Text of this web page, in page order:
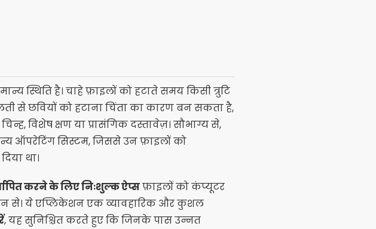
स्थिति है। चाहे फ़ाइलों को हटाते समय किसी त्रुटि
से छवियों को हटाना चिंता का कारण बन सकता है,
विशेष क्षण या प्रासंगिक दस्तावेज़। सौभाग्य से,
ऑपरेटिंग सिस्टम, जिससे उन फ़ाइलों को
था।
करने के लिए निःशुल्क ऐप्सफ़ाइलों को कंप्यूटर
से। ये एप्लिकेशन एक व्यावहारिक और कुशल
, यह सुनिश्चित करते हुए कि जिनके पास उन्नत